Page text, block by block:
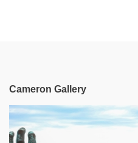
Cameron Gallery